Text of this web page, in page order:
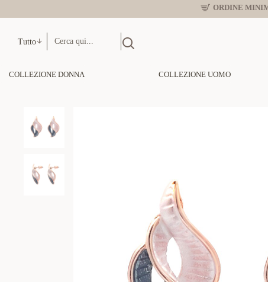
ORDINE
Tutto
COLLEZIONE DONNA COLLEZIONE UOMO